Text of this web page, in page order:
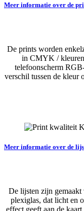
Meer informatie over de
De prints worden
in CMYK /
telefoonscherm
verschil tussen de kleur
Meer informatie over de
De lijsten zijn
plexiglas, dat licht en
effect geeft aan de